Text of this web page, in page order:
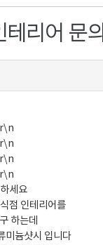
리어 문의
세요
점 인테리어를
하는데
미늄샷시 입니다